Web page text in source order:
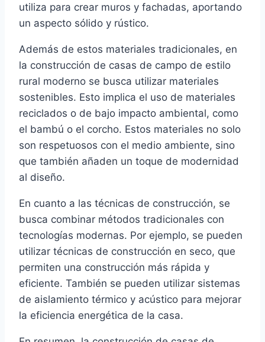
utiliza para crear muros y fachadas, aportando
un aspecto sólido y rústico.
Además de estos materiales tradicionales, en
la construcción de casas de campo de estilo
rural moderno se busca utilizar materiales
sostenibles. Esto implica el uso de materiales
reciclados o de bajo impacto ambiental, como
el bambú o el corcho. Estos materiales no solo
son respetuosos con el medio ambiente, sino
que también añaden un toque de modernidad
al diseño.
En cuanto a las técnicas de construcción, se
busca combinar métodos tradicionales con
tecnologías modernas. Por ejemplo, se pueden
utilizar técnicas de construcción en seco, que
permiten una construcción más rápida y
eficiente. También se pueden utilizar sistemas
de aislamiento térmico y acústico para mejorar
la eficiencia energética de la casa.